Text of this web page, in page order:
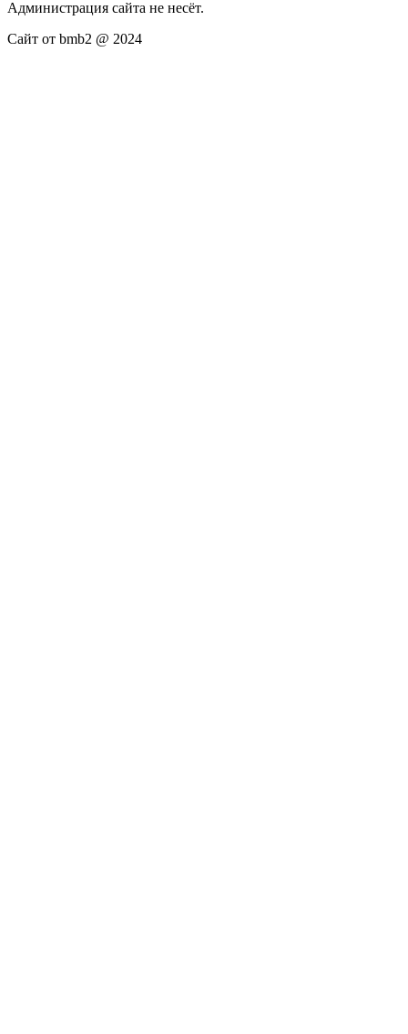
Администрация сайта не несёт.
Сайт от bmb2 @ 2024